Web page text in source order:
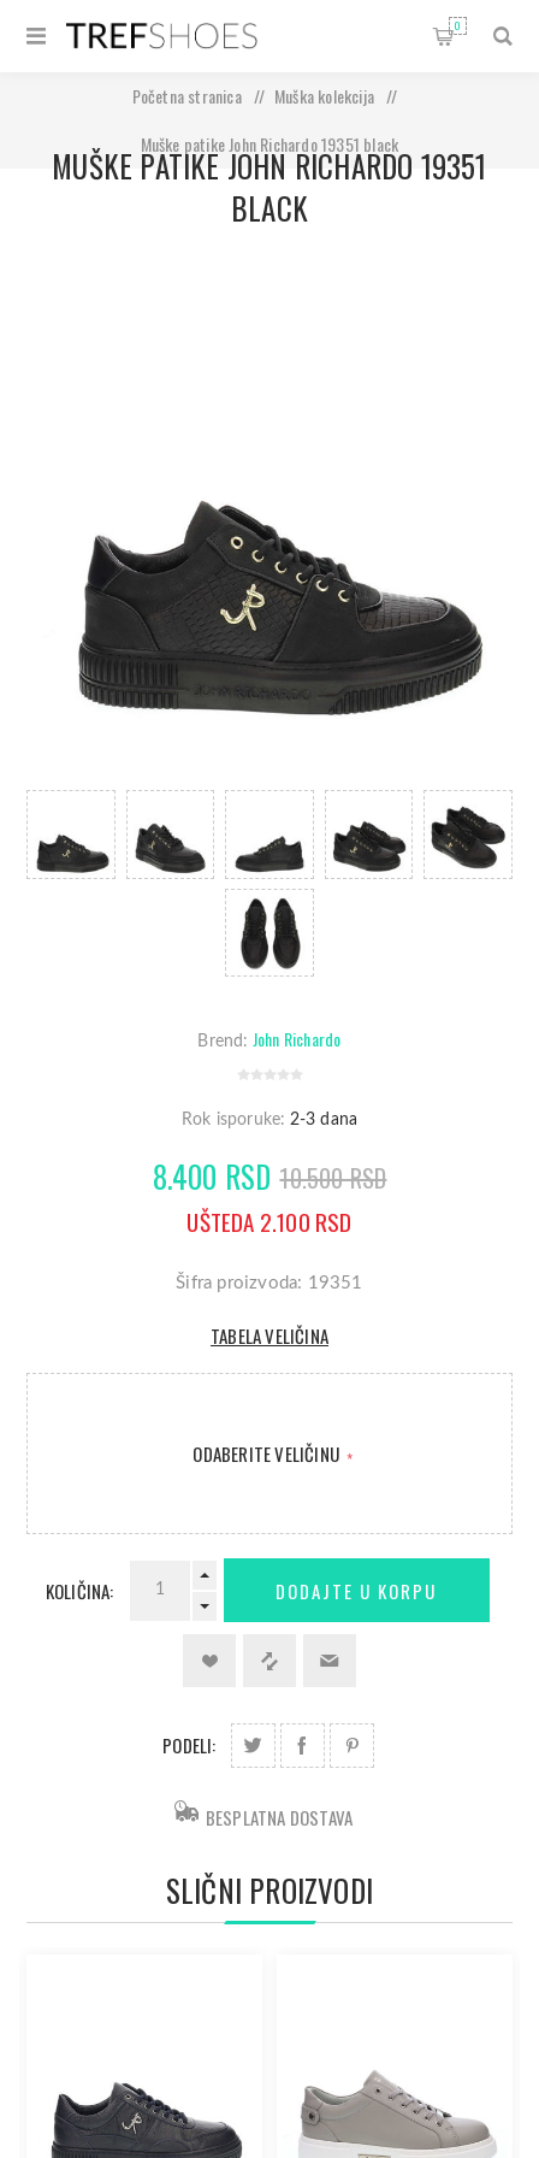
0
Početna stranica / Muška kolekcija
/
Muške patike John Richardo 19351 black
MUŠKE PATIKE JOHN RICHARDO 19351
BLACK
Brend: John Richardo
Rok isporuke: 2-3 dana
8.400 RSD 10.500 RSD
UŠTEDA 2.100 RSD
Šifra proizvoda: 19351
TABELA VELIČINA
ODABERITE VELIČINU *
KOLIČINA:
PODELI:
BESPLATNA DOSTAVA
SLIČNI PROIZVODI